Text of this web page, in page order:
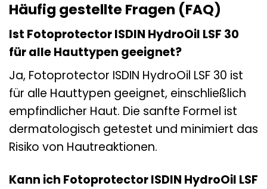
Häufig gestellte Fragen (FAQ)
Ist Fotoprotector ISDIN HydroOil LSF 30
für alle Hauttypen geeignet?
Ja, Fotoprotector ISDIN HydroOil LSF 30 ist
für alle Hauttypen geeignet, einschließlich
empfindlicher Haut. Die sanfte Formel ist
dermatologisch getestet und minimiert das
Risiko von Hautreaktionen.
Kann ich Fotoprotector ISDIN HydroOil LSF